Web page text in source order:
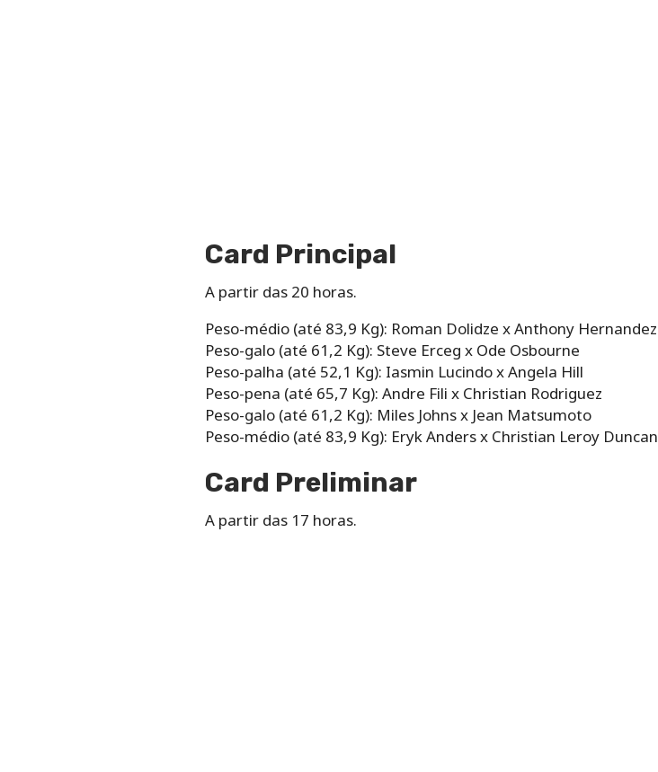
Card Principal
A partir das 20 horas.
Peso-médio (até 83,9 Kg): Roman Dolidze x Anthony Hernandez
Peso-galo (até 61,2 Kg): Steve Erceg x Ode Osbourne
Peso-palha (até 52,1 Kg): Iasmin Lucindo x Angela Hill
Peso-pena (até 65,7 Kg): Andre Fili x Christian Rodriguez
Peso-galo (até 61,2 Kg): Miles Johns x Jean Matsumoto
Peso-médio (até 83,9 Kg): Eryk Anders x Christian Leroy Duncan
Card Preliminar
A partir das 17 horas.